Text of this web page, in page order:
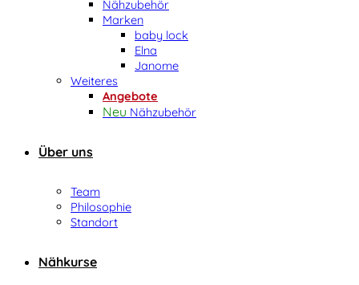
Nähzubehör
Marken
baby lock
Elna
Janome
Weiteres
Angebote
Nähzubehör
Über uns
Team
Philosophie
Standort
Nähkurse